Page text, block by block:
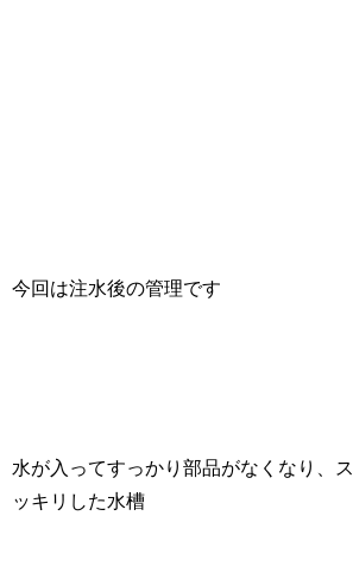
今回は注水後の管理です
水が入ってすっかり部品がなくなり、ス
ッキリした水槽